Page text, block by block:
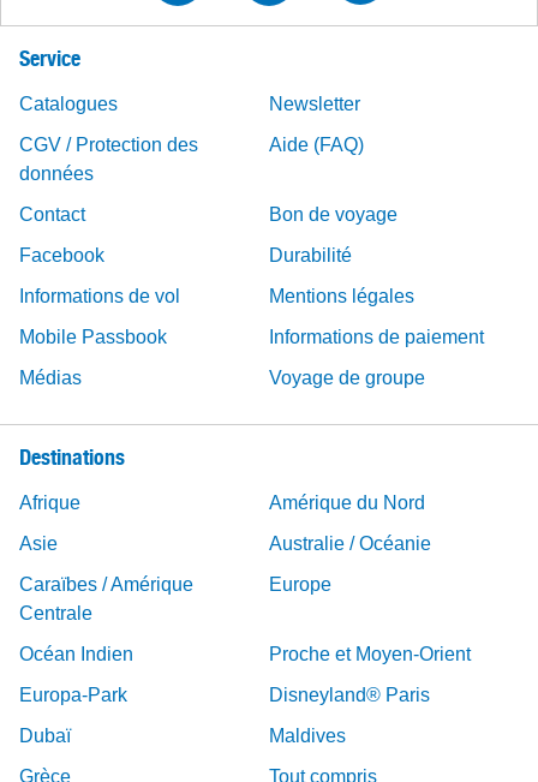
Service
Catalogues
Newsletter
CGV / Protection des
données
Aide (FAQ)
Contact
Bon de voyage
Facebook
Durabilité
Informations de vol
Mentions légales
Mobile Passbook
Informations de paiement
Médias
Voyage de groupe
Destinations
Afrique
Amérique du Nord
Asie
Australie / Océanie
Caraïbes / Amérique
Centrale
Europe
Océan Indien
Proche et Moyen-Orient
Europa-Park
Disneyland® Paris
Dubaï
Maldives
Grèce
Tout compris